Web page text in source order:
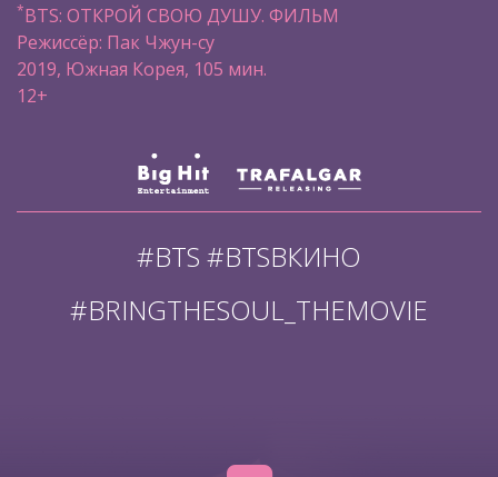
*BTS: ОТКРОЙ СВОЮ ДУШУ. ФИЛЬМ
Режиссёр: Пак Чжун-су
2019, Южная Корея, 105 мин.
12+
#BTS #BTSВКИНО
#BRINGTHESOUL_THEMOVIE